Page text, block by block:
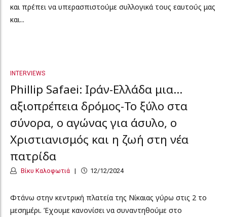
και πρέπει να υπερασπιστούμε συλλογικά τους εαυτούς μας
και...
INTERVIEWS
Phillip Safaei: Ιράν-Ελλάδα μια…
αξιοπρέπεια δρόμος-Το ξύλο στα
σύνορα, ο αγώνας για άσυλο, ο
Χριστιανισμός και η ζωή στη νέα
πατρίδα
Βίκυ Καλοφωτιά 12/12/2024
Φτάνω στην κεντρική πλατεία της Νίκαιας γύρω στις 2 το
μεσημέρι. Έχουμε κανονίσει να συναντηθούμε στο